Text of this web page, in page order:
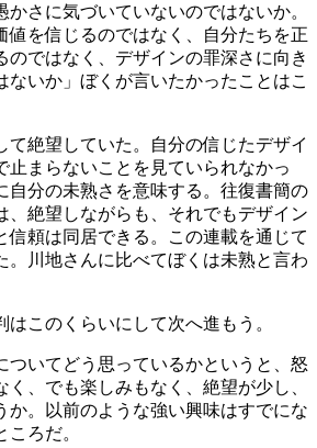
かさに気づいていないのではないか。
値を信じるのではなく、自分たちを正
のではなく、デザインの罪深さに向き
ないか」ぼくが言いたかったことはこ
て絶望していた。自分の信じたデザイ
止まらないことを見ていられなかっ
自分の未熟さを意味する。往復書簡の
、絶望しながらも、それでもデザイン
信頼は同居できる。この連載を通じて
。川地さんに比べてぼくは未熟と言わ
はこのくらいにして次へ進もう。
ついてどう思っているかというと、怒
く、でも楽しみもなく、絶望が少し、
か。以前のような強い興味はすでにな
ろだ。